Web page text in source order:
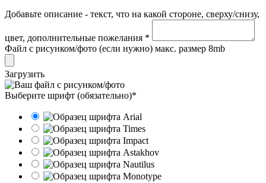
Добавьте описание - текст, что на какой стороне, сверху/снизу,
цвет, дополнительные пожелания *
Файл с рисунком/фото (если нужно) макс. размер 8mb
Загрузить
Выберите шрифт (обязательно)*